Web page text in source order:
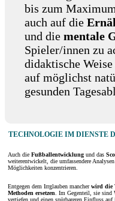
bis zum
auch auf die
und die mentale
Spieler/innen zu
didaktische
auf möglichst
gesunden
TECHNOLOGIE IM DIENSTE
Auch die Fußballentwicklung und das
weiterentwickelt, die umfassendere
Möglichkeiten konzentrieren.
Entgegen dem Irrglauben mancherwird die
Methoden ersetzen. Im Gegenteil, sie sind